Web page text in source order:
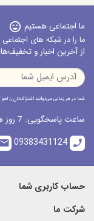
ما اجتماعی هستیم sentiment_very_satisfied
ما را در شبکه های اجتماعی
از آخرین اخبار و
شما در هر زمانی می‌توانید اشتراک‌تان را
ساعت پاسخگویی: 7 روز هفته 24 ساعته پاسخگو شما هستیم
call
09383431124
email
حساب کاربری شما
شرکت ما